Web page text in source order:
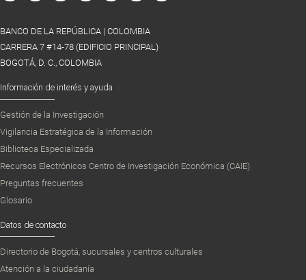
BANCO DE LA REPÚBLICA | COLOMBIA
CARRERA 7 #14-78 (EDIFICIO PRINCIPAL)
BOGOTÁ, D. C., COLOMBIA
Información de interés y ayuda
Gestión de la Investigación
Vigilancia Estratégica de la Información
Biblioteca Especializada
Recursos Electrónicos Centro de Investigación Económica (CAIE)
Preguntas frecuentes
Glosario
Datos de contacto
Directorio de Bogotá, sucursales y centros culturales
Atención a la ciudadanía